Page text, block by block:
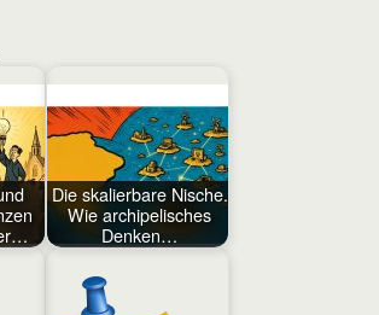
Die skalierbare Nische.
Wie archipelisches
Denken…